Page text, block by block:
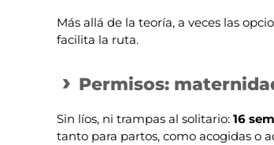
Más allá de la teoría, a veces las
facilita la ruta.
Permisos:
Sin líos, ni trampas al solitario: 16
tanto para partos, como acogidas o